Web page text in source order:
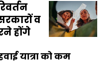
व
होंगे
यात्रा को कम